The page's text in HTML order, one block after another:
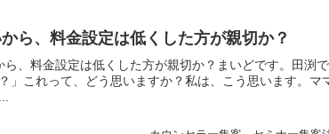
ら、料金設定は低くした方が親切か？
、料金設定は低くした方が親切か？まいどです。田渕
」これって、どう思いますか？私は、こう思います。